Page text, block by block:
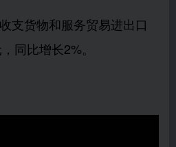
支货物和服务贸易进出口
同比增长2%。